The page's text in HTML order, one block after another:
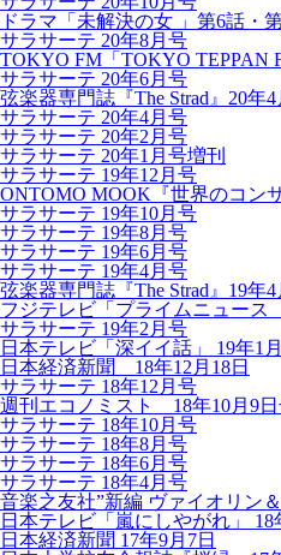
ドラマ「未解決の女 」第6話・
サラサーテ 20年8月号
TOKYO FM「TOKYO TEPPAN
サラサーテ 20年6月号
弦楽器専門誌『The Strad』20年
サラサーテ 20年4月号
サラサーテ 20年2月号
サラサーテ 20年1月号増刊
サラサーテ 19年12月号
ONTOMO MOOK『世界のコン
サラサーテ 19年10月号
サラサーテ 19年8月号
サラサーテ 19年6月号
サラサーテ 19年4月号
弦楽器専門誌『The Strad』19年
フジテレビ「プライムニュース
サラサーテ 19年2月号
日本テレビ「深イイ話」 19年1
日本経済新聞 18年12月18日
サラサーテ 18年12月号
週刊エコノミスト 18年10月9
サラサーテ 18年10月号
サラサーテ 18年8月号
サラサーテ 18年6月号
サラサーテ 18年4月号
音楽之友社”新編 ヴァイオリン
日本テレビ「嵐にしやがれ」 18
日本経済新聞 17年9月7日